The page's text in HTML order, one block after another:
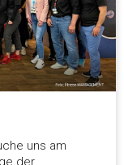
uns am
der